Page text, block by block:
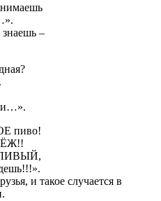
–
пиво!
и такое случается в